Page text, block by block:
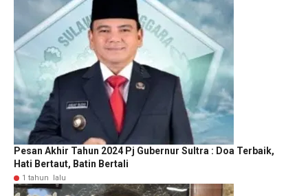
Pesan Akhir Tahun 2024 Pj Gubernur Sultra : Doa Terbaik,
Hati Bertaut, Batin Bertali
1 tahun lalu